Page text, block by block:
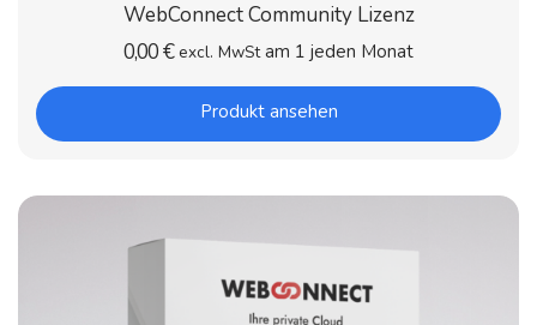
WebConnect Community Lizenz
0,00€ excl. MwSt am 1 jeden Monat
Produkt ansehen